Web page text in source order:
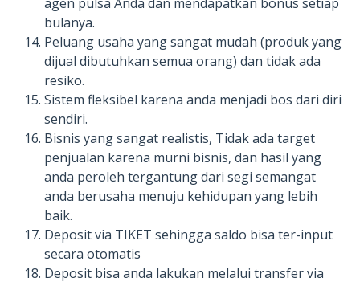
bulanya.
Peluang usaha yang sangat mudah (produk yang
dijual dibutuhkan semua orang) dan tidak ada
resiko.
Sistem fleksibel karena anda menjadi bos dari diri
sendiri.
Bisnis yang sangat realistis, Tidak ada target
penjualan karena murni bisnis, dan hasil yang
anda peroleh tergantung dari segi semangat
anda berusaha menuju kehidupan yang lebih
baik.
Deposit via TIKET sehingga saldo bisa ter-input
secara otomatis
Deposit bisa anda lakukan melalui transfer via